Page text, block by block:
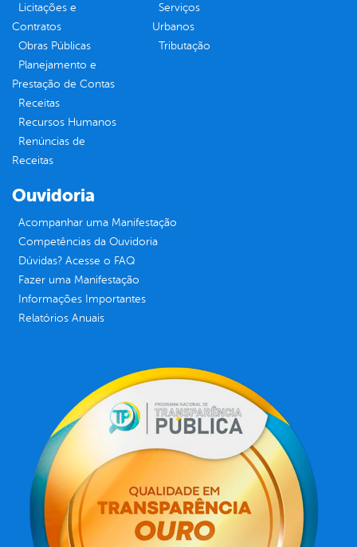
Licitações e
Contratos
Obras Públicas
Planejamento e
Prestação de Contas
Receitas
Recursos Humanos
Renúncias de
Receitas
Serviços
Urbanos
Tributação
Ouvidoria
Acompanhar uma Manifestação
Competências da Ouvidoria
Dúvidas? Acesse o FAQ
Fazer uma Manifestação
Informações Importantes
Relatórios Anuais